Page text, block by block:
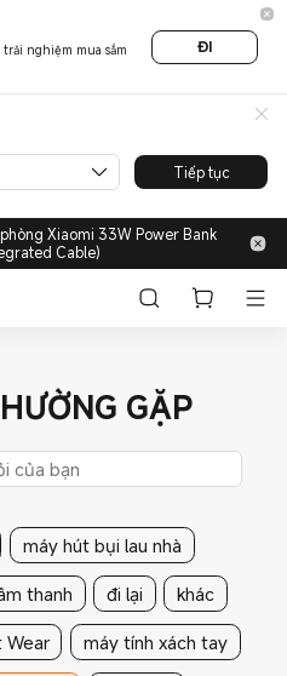
nghiệm mua sắm
ĐI
Tiếp tục
Xiaomi 33W Power Bank
Cable)
GẶP
máy hút bụi lau nhà
thanh đi lại
khác
Wear
máy tính xách tay